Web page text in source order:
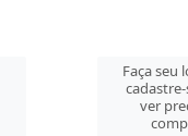
Faça seu
ver